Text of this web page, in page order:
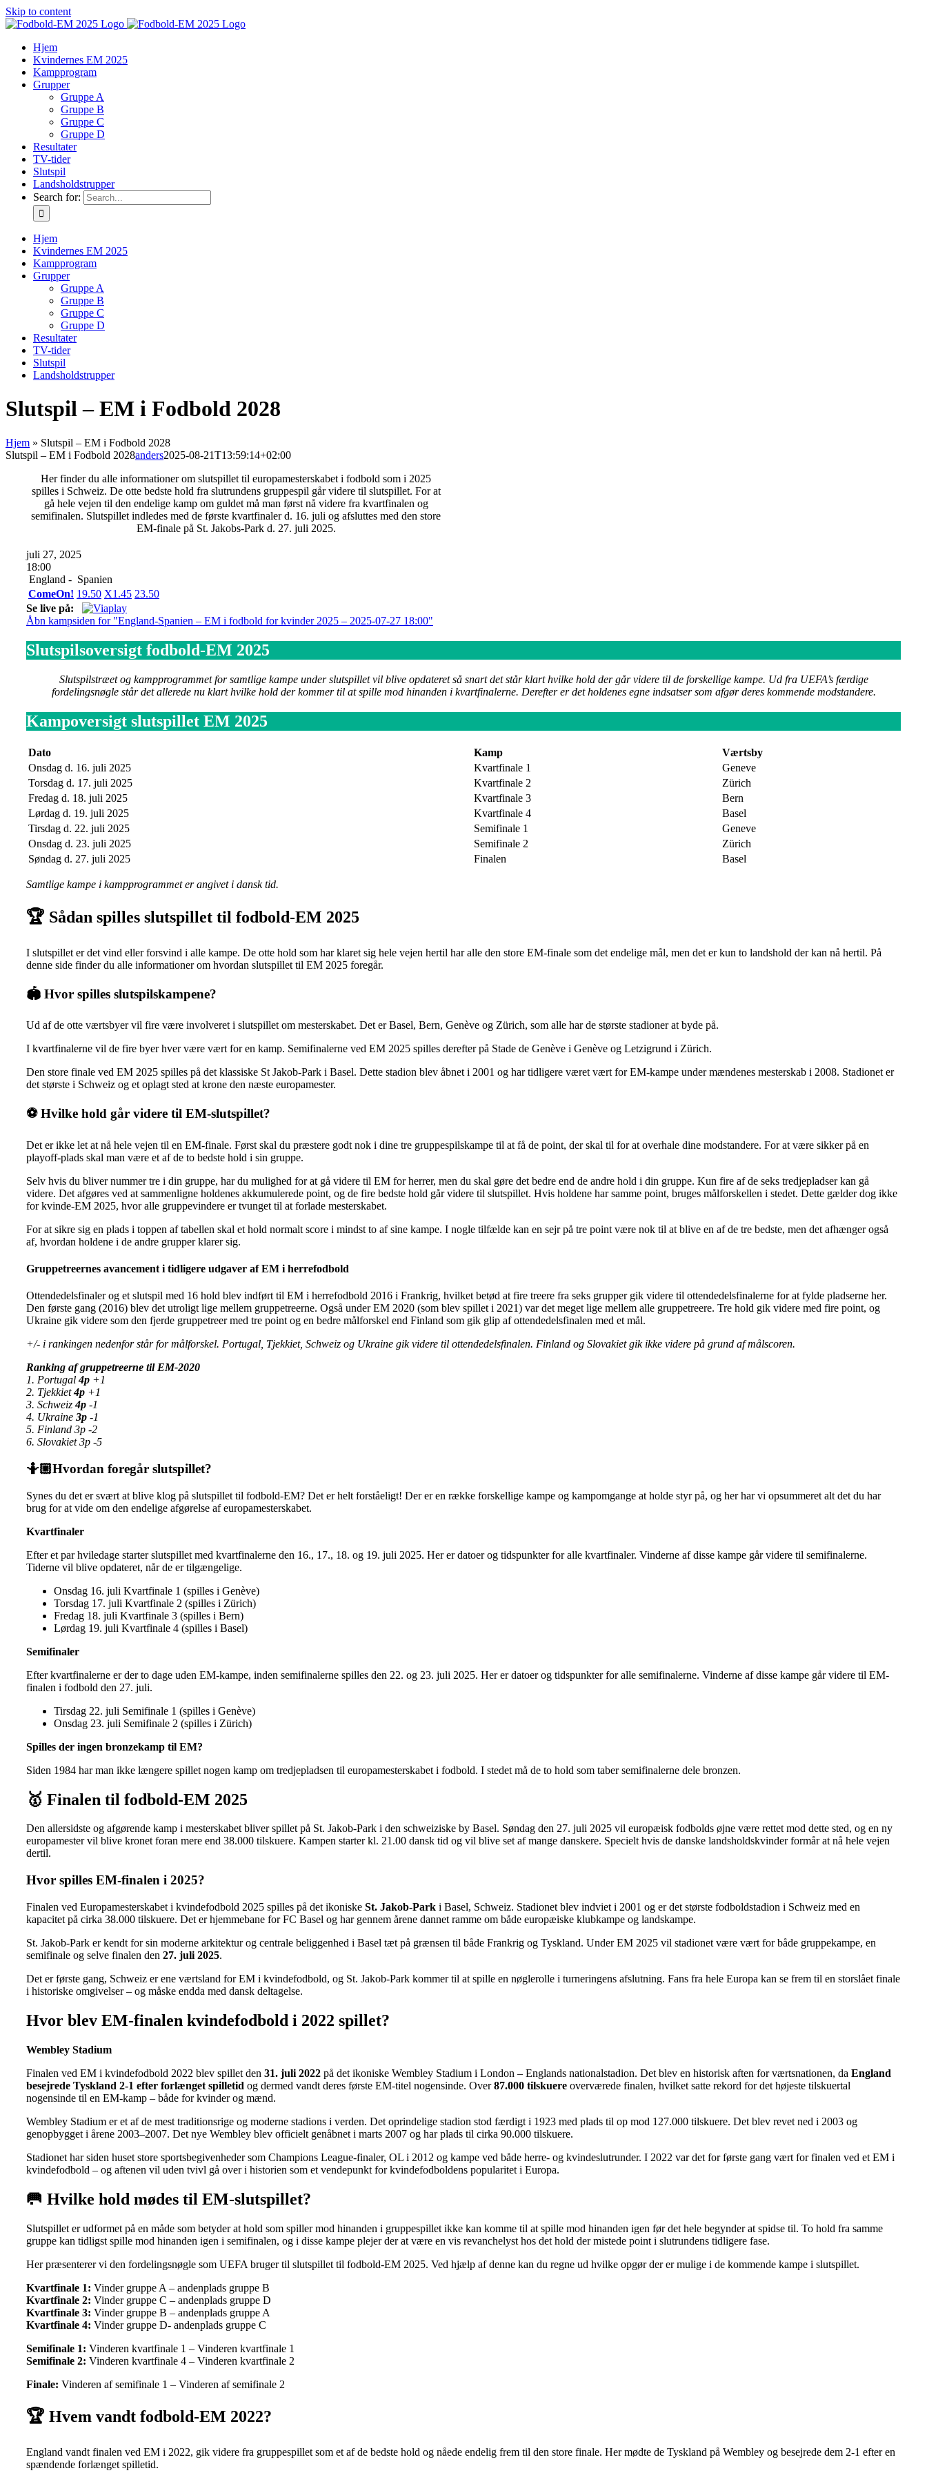
Skip to content
Hjem
Kvindernes EM 2025
Kampprogram
Grupper
Gruppe A
Gruppe B
Gruppe C
Gruppe D
Resultater
TV-tider
Slutspil
Landsholdstrupper
Search for:
Hjem
Kvindernes EM 2025
Kampprogram
Grupper
Gruppe A
Gruppe B
Gruppe C
Gruppe D
Resultater
TV-tider
Slutspil
Landsholdstrupper
Slutspil – EM i Fodbold 2028
Hjem » Slutspil – EM i Fodbold 2028
Slutspil – EM i Fodbold 2028anders2025-08-21T13:59:14+02:00
Her finder du alle informationer om slutspillet til europamesterskabet i fodbold som i 2025
spilles i Schweiz. De otte bedste hold fra slutrundens gruppespil går videre til slutspillet. For at
gå hele vejen til den endelige kamp om guldet må man først nå videre fra kvartfinalen og
semifinalen. Slutspillet indledes med de første kvartfinaler d. 16. juli og afsluttes med den store
EM-finale på St. Jakobs-Park d. 27. juli 2025.
juli 27, 2025
18:00
England - Spanien
ComeOn! 19.50 X1.45 23.50
Se live på:
Åbn kampsiden for "England-Spanien – EM i fodbold for kvinder 2025 – 2025-07-27 18:00"
Slutspilsoversigt fodbold-EM 2025
Slutspilstræet og kampprogrammet for samtlige kampe under slutspillet vil blive opdateret så snart det står klart hvilke hold der går videre til de forskellige kampe. Ud fra UEFA’s færdige
fordelingsnøgle står det allerede nu klart hvilke hold der kommer til at spille mod hinanden i kvartfinalerne. Derefter er det holdenes egne indsatser som afgør deres kommende modstandere.
Kampoversigt slutspillet EM 2025
Dato Kamp
Værtsby
Onsdag d. 16. juli 2025
Kvartfinale 1
Geneve
Torsdag d. 17. juli 2025
Kvartfinale 2
Zürich
Fredag d. 18. juli 2025
Kvartfinale 3
Bern
Lørdag d. 19. juli 2025
Kvartfinale 4
Basel
Tirsdag d. 22. juli 2025
Semifinale 1
Geneve
Onsdag d. 23. juli 2025
Semifinale 2
Zürich
Søndag d. 27. juli 2025
Finalen Basel
Samtlige kampe i kampprogrammet er angivet i dansk tid.
🏆 Sådan spilles slutspillet til fodbold-EM 2025
I slutspillet er det vind eller forsvind i alle kampe. De otte hold som har klaret sig hele vejen hertil har alle den store EM-finale som det endelige mål, men det er kun to landshold der kan nå hertil. På
denne side finder du alle informationer om hvordan slutspillet til EM 2025 foregår.
🏟 Hvor spilles slutspilskampene?
Ud af de otte værtsbyer vil fire være involveret i slutspillet om mesterskabet. Det er Basel, Bern, Genève og Zürich, som alle har de største stadioner at byde på.
I kvartfinalerne vil de fire byer hver være vært for en kamp. Semifinalerne ved EM 2025 spilles derefter på Stade de Genève i Genève og Letzigrund i Zürich.
Den store finale ved EM 2025 spilles på det klassiske St Jakob-Park i Basel. Dette stadion blev åbnet i 2001 og har tidligere været vært for EM-kampe under mændenes mesterskab i 2008. Stadionet er
det største i Schweiz og et oplagt sted at krone den næste europamester.
⚽️Hvilke hold går videre til EM-slutspillet?
Det er ikke let at nå hele vejen til en EM-finale. Først skal du præstere godt nok i dine tre gruppespilskampe til at få de point, der skal til for at overhale dine modstandere. For at være sikker på en
playoff-plads skal man være et af de to bedste hold i sin gruppe.
Selv hvis du bliver nummer tre i din gruppe, har du mulighed for at gå videre til EM for herrer, men du skal gøre det bedre end de andre hold i din gruppe. Kun fire af de seks tredjepladser kan gå
videre. Det afgøres ved at sammenligne holdenes akkumulerede point, og de fire bedste hold går videre til slutspillet. Hvis holdene har samme point, bruges målforskellen i stedet. Dette gælder dog ikke
for kvinde-EM 2025, hvor alle gruppevindere er tvunget til at forlade mesterskabet.
For at sikre sig en plads i toppen af tabellen skal et hold normalt score i mindst to af sine kampe. I nogle tilfælde kan en sejr på tre point være nok til at blive en af de tre bedste, men det afhænger også
af, hvordan holdene i de andre grupper klarer sig.
Gruppetreernes avancement i tidligere udgaver af EM i herrefodbold
Ottendedelsfinaler og et slutspil med 16 hold blev indført til EM i herrefodbold 2016 i Frankrig, hvilket betød at fire treere fra seks grupper gik videre til ottendedelsfinalerne for at fylde pladserne her.
Den første gang (2016) blev det utroligt lige mellem gruppetreerne. Også under EM 2020 (som blev spillet i 2021) var det meget lige mellem alle gruppetreere. Tre hold gik videre med fire point, og
Ukraine gik videre som den fjerde gruppetreer med tre point og en bedre målforskel end Finland som gik glip af ottendedelsfinalen med et mål.
+/- i rankingen nedenfor står for målforskel. Portugal, Tjekkiet, Schweiz og Ukraine gik videre til ottendedelsfinalen. Finland og Slovakiet gik ikke videre på grund af målscoren.
Ranking af gruppetreerne til EM-2020
1. Portugal4p +1
2. Tjekkiet4p +1
3. Schweiz4p -1
4. Ukraine 3p -1
5. Finland 3p -2
6. Slovakiet 3p -5
🤷🏼Hvordan foregår slutspillet?
Synes du det er svært at blive klog på slutspillet til fodbold-EM? Det er helt forståeligt! Der er en række forskellige kampe og kampomgange at holde styr på, og her har vi opsummeret alt det du har
brug for at vide om den endelige afgørelse af europamesterskabet.
Kvartfinaler
Efter et par hviledage starter slutspillet med kvartfinalerne den 16., 17., 18. og 19. juli 2025. Her er datoer og tidspunkter for alle kvartfinaler. Vinderne af disse kampe går videre til semifinalerne.
Tiderne vil blive opdateret, når de er tilgængelige.
Onsdag 16. juli Kvartfinale 1 (spilles i Genève)
Torsdag 17. juli Kvartfinale 2 (spilles i Zürich)
Fredag 18. juli Kvartfinale 3 (spilles i Bern)
Lørdag 19. juli Kvartfinale 4 (spilles i Basel)
Semifinaler
Efter kvartfinalerne er der to dage uden EM-kampe, inden semifinalerne spilles den 22. og 23. juli 2025. Her er datoer og tidspunkter for alle semifinalerne. Vinderne af disse kampe går videre til EM-
finalen i fodbold den 27. juli.
Tirsdag 22. juli Semifinale 1 (spilles i Genève)
Onsdag 23. juli Semifinale 2 (spilles i Zürich)
Spilles der ingen bronzekamp til EM?
Siden 1984 har man ikke længere spillet nogen kamp om tredjepladsen til europamesterskabet i fodbold. I stedet må de to hold som taber semifinalerne dele bronzen.
🥇 Finalen til fodbold-EM 2025
Den allersidste og afgørende kamp i mesterskabet bliver spillet på St. Jakob-Park i den schweiziske by Basel. Søndag den 27. juli 2025 vil europæisk fodbolds øjne være rettet mod dette sted, og en ny
europamester vil blive kronet foran mere end 38.000 tilskuere. Kampen starter kl. 21.00 dansk tid og vil blive set af mange danskere. Specielt hvis de danske landsholdskvinder formår at nå hele vejen
dertil.
Hvor spilles EM-finalen i 2025?
Finalen ved Europamesterskabet i kvindefodbold 2025 spilles på det ikoniske St. Jakob-Park i Basel, Schweiz. Stadionet blev indviet i 2001 og er det største fodboldstadion i Schweiz med en
kapacitet på cirka 38.000 tilskuere. Det er hjemmebane for FC Basel og har gennem årene dannet ramme om både europæiske klubkampe og landskampe.
St. Jakob-Park er kendt for sin moderne arkitektur og centrale beliggenhed i Basel tæt på grænsen til både Frankrig og Tyskland. Under EM 2025 vil stadionet være vært for både gruppekampe, en
semifinale og selve finalen den 27. juli 2025.
Det er første gang, Schweiz er ene værtsland for EM i kvindefodbold, og St. Jakob-Park kommer til at spille en nøglerolle i turneringens afslutning. Fans fra hele Europa kan se frem til en storslået finale
i historiske omgivelser – og måske endda med dansk deltagelse.
Hvor blev EM-finalen kvindefodbold i 2022 spillet?
Wembley Stadium
Finalen ved EM i kvindefodbold 2022 blev spillet den 31. juli 2022 på det ikoniske Wembley Stadium i London – Englands nationalstadion. Det blev en historisk aften for værtsnationen, da England
besejrede Tyskland 2-1 efter forlænget spilletid og dermed vandt deres første EM-titel nogensinde. Over87.000 tilskuere overværede finalen, hvilket satte rekord for det højeste tilskuertal
nogensinde til en EM-kamp – både for kvinder og mænd.
Wembley Stadium er et af de mest traditionsrige og moderne stadions i verden. Det oprindelige stadion stod færdigt i 1923 med plads til op mod 127.000 tilskuere. Det blev revet ned i 2003 og
genopbygget i årene 2003–2007. Det nye Wembley blev officielt genåbnet i marts 2007 og har plads til cirka 90.000 tilskuere.
Stadionet har siden huset store sportsbegivenheder som Champions League-finaler, OL i 2012 og kampe ved både herre- og kvindeslutrunder. I 2022 var det for første gang vært for finalen ved et EM i
kvindefodbold – og aftenen vil uden tvivl gå over i historien som et vendepunkt for kvindefodboldens popularitet i Europa.
🥅 Hvilke hold mødes til EM-slutspillet?
Slutspillet er udformet på en måde som betyder at hold som spiller mod hinanden i gruppespillet ikke kan komme til at spille mod hinanden igen før det hele begynder at spidse til. To hold fra samme
gruppe kan tidligst spille mod hinanden igen i semifinalen, og i disse kampe plejer der at være en vis revanchelyst hos det hold der mistede point i slutrundens tidligere fase.
Her præsenterer vi den fordelingsnøgle som UEFA bruger til slutspillet til fodbold-EM 2025. Ved hjælp af denne kan du regne ud hvilke opgør der er mulige i de kommende kampe i slutspillet.
Kvartfinale 1: Vinder gruppe A – andenplads gruppe B
Kvartfinale 2: Vinder gruppe C – andenplads gruppe D
Kvartfinale 3: Vinder gruppe B – andenplads gruppe A
Kvartfinale 4: Vinder gruppe D- andenplads gruppe C
Semifinale 1: Vinderen kvartfinale 1 – Vinderen kvartfinale 1
Semifinale 2: Vinderen kvartfinale 4 – Vinderen kvartfinale 2
Finale: Vinderen af semifinale 1 – Vinderen af semifinale 2
🏆 Hvem vandt fodbold-EM 2022?
England vandt finalen ved EM i 2022, gik videre fra gruppespillet som et af de bedste hold og nåede endelig frem til den store finale. Her mødte de Tyskland på Wembley og besejrede dem 2-1 efter en
spændende forlænget spilletid.